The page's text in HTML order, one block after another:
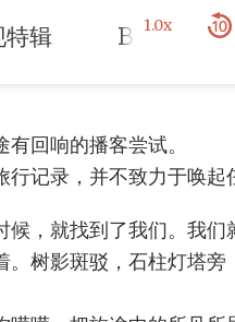
1.0x
回响的播客尝试。
记录，并不致力于唤起
，就找到了我们。我
树影斑驳，石柱灯塔